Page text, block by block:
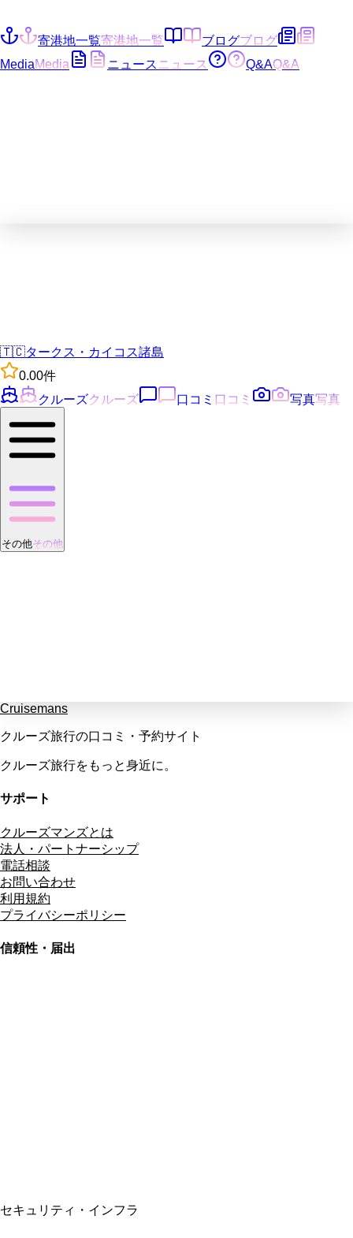
寄港地一覧寄港地一覧 ブログブログ
MediaMedia ニュース ニュース Q&AQ&A
🇹🇨タークス・カイコス諸島
0.00件
クルーズクルーズ 口コミ 口コミ 写真写真
その他その他
Cruisemans
クルーズ旅行の口コミ・予約サイト
クルーズ旅行をもっと身近に。
サポート
クルーズマンズとは
法人・パートナーシップ
電話相談
お問い合わせ
利用規約
プライバシーポリシー
信頼性・届出
セキュリティ・インフラ